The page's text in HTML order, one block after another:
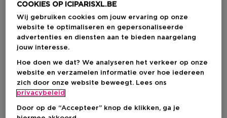
COOKIES OP ICIPARISXL.BE
Wij gebruiken cookies om jouw ervaring op onze
website te optimaliseren en gepersonaliseerde
advertenties en diensten aan te bieden naargelang
jouw interesse.
Hoe doen we dat? We analyseren het verkeer op onze
website en verzamelen informatie over hoe iedereen
zich door onze website beweegt. Lees ons
privacybeleid
Door op de “Accepteer” knop de klikken, ga je